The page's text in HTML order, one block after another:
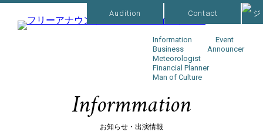
Information
Event
Business
Announcer
Meteorologist
Financial Planner
Man of Culture
Audition Contact
Informmation
お知らせ・出演情報